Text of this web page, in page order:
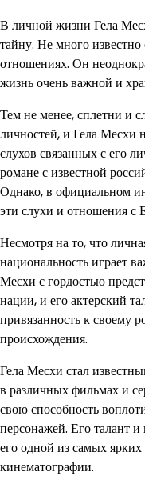
В личной жизни Гела
тайну. Не много
отношениях. Он
жизнь очень важной и
Тем не менее, сплетни и
личностей, и Гела Месхи
слухов связанных с его
романе с известной
Однако, в официальном
эти слухи и отношения с
Несмотря на то, что
национальность играет
Месхи с гордостью
нации, и его актерский
привязанность к своему
происхождения.
Гела Месхи стал
в различных фильмах и
свою способность
персонажей. Его талант
его одной из самых
кинематографии.